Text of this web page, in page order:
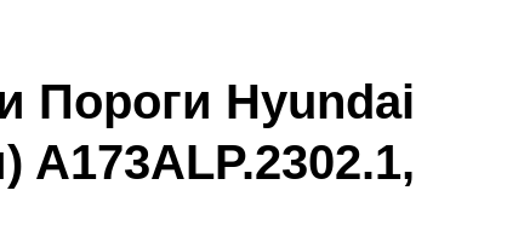
Пороги Hyundai
A173ALP.2302.1,